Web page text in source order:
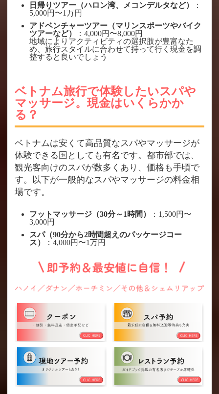
日帰りツアー（ハロン湾、メコンデルタなど）
：
5,000円〜1万円
アドベンチャーツアー（マリンスポーツやバイク
ツアーなど）
：4,000円〜8,000円
地域によりアクティビティの選択肢が豊富なた
め、旅行スタイルに合わせて持って行く現金を調
整すると良いでしょう​
ベトナム旅行で体験したいスパや
マッサージ。現金はいくらかか
る？
ベトナムは安くて高品質なスパやマッサージが
体験できる国としても有名です。都市部では、
観光客向けのスパが数多くあり、価格も手頃で
す。以下が一般的なスパやマッサージの料金相
場です。
フットマッサージ（30分～1時間）
：1,500円〜
3,000円
スパ（90分から2時間超えのパッケージコー
ス）
：4,000円〜1万円